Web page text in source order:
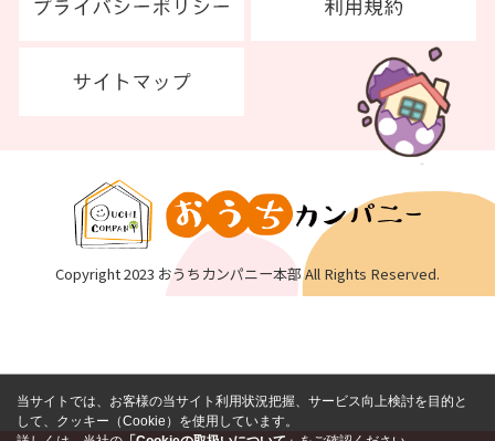
Copyright 2023 おうちカンパニー本部 All Rights Reserved.
当サイトでは、お客様の当サイト利用状況把握、サービス向上検討を目的と
して、クッキー（Cookie）を使用しています。